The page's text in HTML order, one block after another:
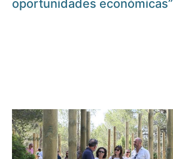
oportunidades económicas”